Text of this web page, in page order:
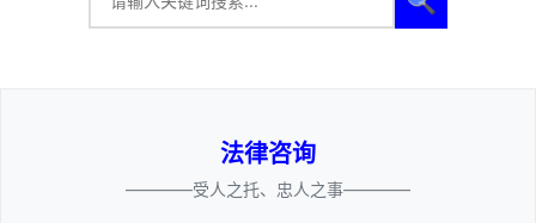
法律咨询
————受人之托、忠人之事————